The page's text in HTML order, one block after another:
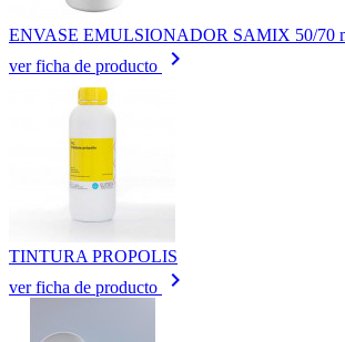
ENVASE EMULSIONADOR SAMIX 50/70
ver ficha de producto
keyboard_arrow_right
TINTURA PROPOLIS
ver ficha de producto
keyboard_arrow_right